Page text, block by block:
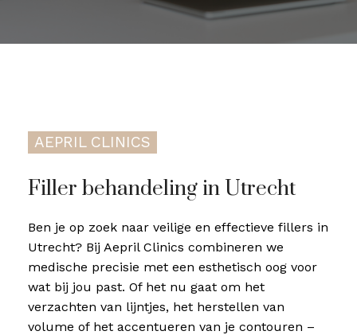
AEPRIL CLINICS
Filler behandeling in Utrecht
Ben je op zoek naar veilige en effectieve fillers in
Utrecht? Bij Aepril Clinics combineren we
medische precisie met een esthetisch oog voor
wat bij jou past. Of het nu gaat om het
verzachten van lijntjes, het herstellen van
volume of het accentueren van je contouren –